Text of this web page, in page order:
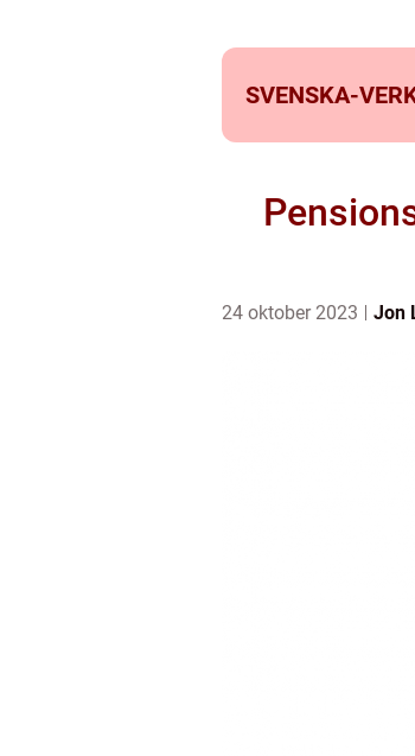
SVENSKA-
24 oktober 2023 Jon